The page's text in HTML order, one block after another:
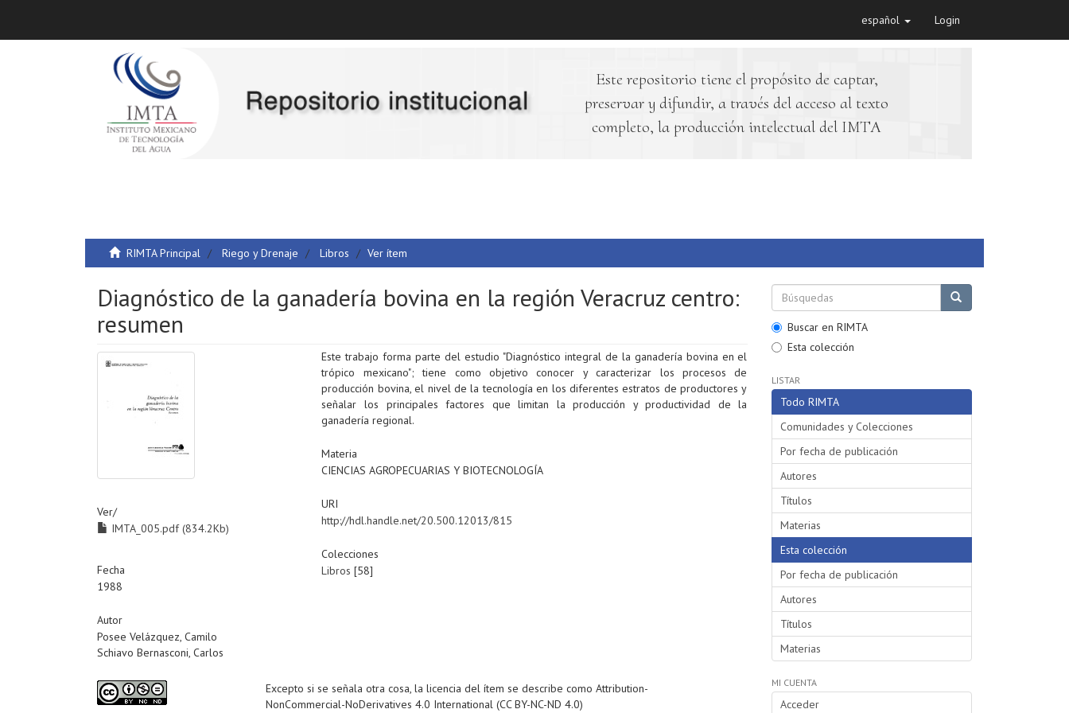
español Login
Este repositorio tiene el propósito de captar,
preservar y difundir, a través del acceso al texto
completo, la producción intelectual del IMTA
RIMTA Principal Riego y Drenaje Libros Ver ítem
Diagnóstico de la ganadería bovina en la región Veracruz centro:
resumen
Ver/
IMTA_005.pdf (834.2Kb)
Fecha
1988
Autor
Posee Velázquez, Camilo
Schiavo Bernasconi, Carlos
Este trabajo forma parte del estudio "Diagnóstico integral de la ganadería bovina en el
trópico mexicano"; tiene como objetivo conocer y caracterizar los procesos de
producción bovina, el nivel de la tecnología en los diferentes estratos de productores y
señalar los principales factores que limitan la producción y productividad de la
ganadería regional.
Materia
CIENCIAS AGROPECUARIAS Y BIOTECNOLOGÍA
URI
http://hdl.handle.net/20.500.12013/815
Colecciones
Libros [58]
Excepto si se señala otra cosa, la licencia del ítem se describe como Attribution-
NonCommercial-NoDerivatives 4.0 International (CC BY-NC-ND 4.0)
Buscar en RIMTA
Esta colección
LISTAR
Todo RIMTA
Comunidades y Colecciones
Por fecha de publicación
Autores
Títulos
Materias
Esta colección
Por fecha de publicación
Autores
Títulos
Materias
MI CUENTA
Acceder